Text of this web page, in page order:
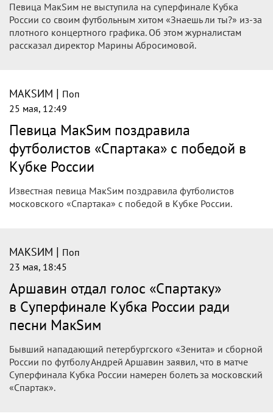
Певица МакSим не выступила на суперфинале Кубка
России со своим футбольным хитом «Знаешь ли ты?» из-за
плотного концертного графика. Об этом журналистам
рассказал директор Марины Абросимовой.
МАКSИМ | Поп
25 мая, 12:49
Певица МакSим поздравила
футболистов «Спартака» с победой в
Кубке России
Известная певица МакSим поздравила футболистов
московского «Спартака» с победой в Кубке России.
МАКSИМ | Поп
23 мая, 18:45
Аршавин отдал голос «Спартаку»
в Суперфинале Кубка России ради
песни МакSим
Бывший нападающий петербургского «Зенита» и сборной
России по футболу Андрей Аршавин заявил, что в матче
Суперфинала Кубка России намерен болеть за московский
«Спартак».